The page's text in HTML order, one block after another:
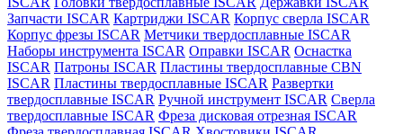
Запчасти ISCAR Картриджи ISCAR Корпус сверла ISCAR
Корпус фрезы ISCAR Метчики твердосплавные ISCAR
Наборы инструмента ISCAR Оправки ISCAR Оснастка
ISCAR Патроны ISCAR Пластины твердосплавные CBN
ISCAR Пластины твердосплавные ISCAR Развертки
твердосплавные ISCAR Ручной инструмент ISCAR Сверла
твердосплавные ISCAR Фреза дисковая отрезная ISCAR